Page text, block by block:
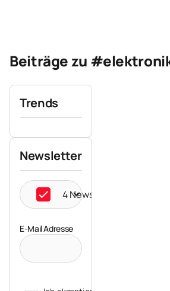
Beiträge zu
Trends
Newsletter
4 Newsletter ausgewählt
E-Mail Adresse